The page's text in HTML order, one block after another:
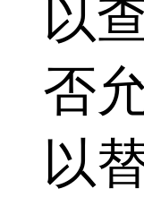
以
否
以